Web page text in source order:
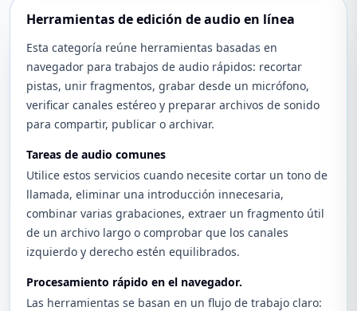
Herramientas de edición de audio en línea
Esta categoría reúne herramientas basadas en
navegador para trabajos de audio rápidos: recortar
pistas, unir fragmentos, grabar desde un micrófono,
verificar canales estéreo y preparar archivos de sonido
para compartir, publicar o archivar.
Tareas de audio comunes
Utilice estos servicios cuando necesite cortar un tono de
llamada, eliminar una introducción innecesaria,
combinar varias grabaciones, extraer un fragmento útil
de un archivo largo o comprobar que los canales
izquierdo y derecho estén equilibrados.
Procesamiento rápido en el navegador.
Las herramientas se basan en un flujo de trabajo claro: